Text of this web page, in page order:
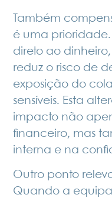
Também
é uma prioridade.
direto ao
reduz o risco de
exposição do
sensíveis. Esta
impacto não
financeiro, mas
interna e na
Outro ponto
Quando a